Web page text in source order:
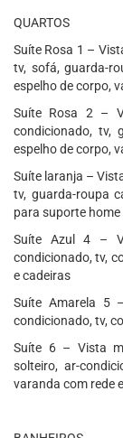
QUARTOS
Suíte Rosa 1 –
tv, sofá, guarda-
espelho de corpo,
Suíte Rosa 2 –
condicionado, tv,
espelho de corpo,
Suíte laranja –
tv, guarda-roupa
para suporte
Suíte Azul 4 –
condicionado, tv,
e cadeiras
Suíte Amarela 5
condicionado, tv,
Suíte 6 – Vista
solteiro, ar-
varanda com rede